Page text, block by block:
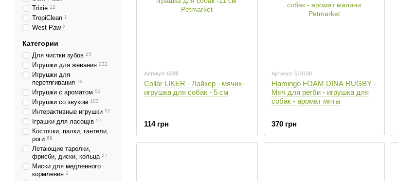
Артикул: 6298
Collar LIKER - Лайкер - мячик-
игрушка для собак - 5 см
114 грн
Артикул: 518188
Flamingo FOAM DINA RUGBY -
Мяч для регби - игрушка для
собак - аромат мяты
370 грн
Trixie 12
TropiClean 1
West Paw 2
Категории
Для чистки зубов 25
Игрушки для жевания 232
Игрушки для
перетягивания 72
Игрушки с ароматом 52
Игрушки со звуком 103
Интерактивные игрушки 52
Іграшки для ласощів 57
Косточки, палки, гантели,
роги 69
Летающие тарелки,
фрисби, диски, кольца 27
Миски для медленного
кормления 1